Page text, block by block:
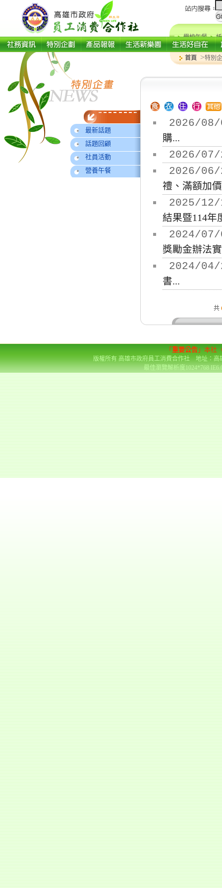
學校午餐
最新話題
話題回顧
社員活動
營養午餐
首頁 >特別
2026/08/
購...
2026/07/
2026/06/
禮、滿額加
2025/12/
結果暨114年
2024/07/
獎勵金辦法
2024/04/
書...
共
「 重要公告」本社
版權所有 高雄市政府員工消費合作社 地址：高
最佳瀏覽解析度1024*768